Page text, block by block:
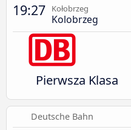
19:27 Kołobrzeg
Kolobrzeg
Pierwsza Klasa
Deutsche Bahn